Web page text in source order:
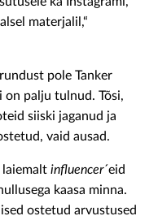
materjalil,“
pole Tanker
on palju tulnud. Tõsi,
siiski jaganud ja
vaid ausad.
laiemalt influencer´eid
kaasa minna.
ostetud arvustused